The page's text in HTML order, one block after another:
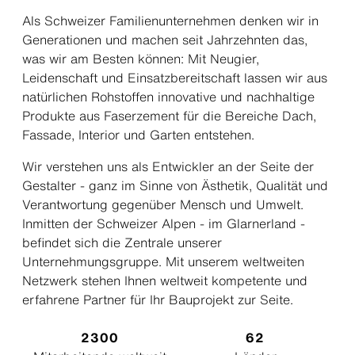
Als Schweizer Familienunternehmen denken wir in
Generationen und machen seit Jahrzehnten das,
was wir am Besten können: Mit Neugier,
Leidenschaft und Einsatzbereitschaft lassen wir aus
natürlichen Rohstoffen innovative und nachhaltige
Produkte aus Faserzement für die Bereiche Dach,
Fassade, Interior und Garten entstehen.
Wir verstehen uns als Entwickler an der Seite der
Gestalter - ganz im Sinne von Ästhetik, Qualität und
Verantwortung gegenüber Mensch und Umwelt.
Inmitten der Schweizer Alpen - im Glarnerland -
befindet sich die Zentrale unserer
Unternehmungsgruppe. Mit unserem weltweiten
Netzwerk stehen Ihnen weltweit kompetente und
erfahrene Partner für Ihr Bauprojekt zur Seite.
2300
62